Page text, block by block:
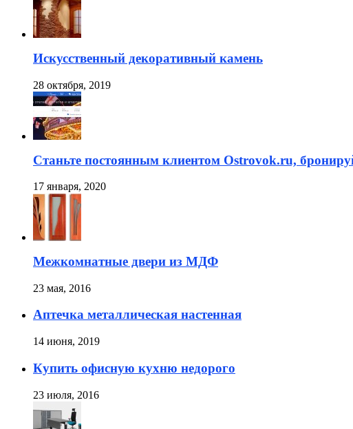
Искусственный декоративный камень
28 октября, 2019
Станьте постоянным клиентом Ostrovok.ru,
17 января, 2020
Межкомнатные двери из МДФ
23 мая, 2016
Аптечка металлическая настенная
14 июня, 2019
Купить офисную кухню недорого
23 июля, 2016